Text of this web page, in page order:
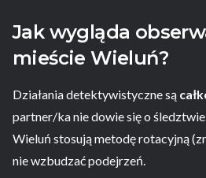
Jak wygląda
mieście Wieluń?
Działania detektywistyczne są
partner/ka nie dowie się o
Wieluń stosują metodę rotacyjną
nie wzbudzać podejrzeń.